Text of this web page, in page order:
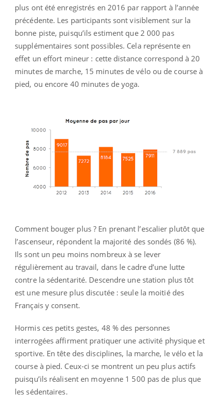
plus ont été enregistrés en 2016 par rapport à l’année
précédente. Les participants sont visiblement sur la
bonne piste, puisqu’ils estiment que 2 000 pas
supplémentaires sont possibles. Cela représente en
effet un effort mineur : cette distance correspond à 20
minutes de marche, 15 minutes de vélo ou de course à
pied, ou encore 40 minutes de yoga.
Comment bouger plus ? En prenant l’escalier plutôt que
l’ascenseur, répondent la majorité des sondés (86 %).
Ils sont un peu moins nombreux à se lever
régulièrement au travail, dans le cadre d’une lutte
contre la sédentarité. Descendre une station plus tôt
est une mesure plus discutée : seule la moitié des
Français y consent.
Hormis ces petits gestes, 48 % des personnes
interrogées affirment pratiquer une activité physique et
sportive. En tête des disciplines, la marche, le vélo et la
course à pied. Ceux-ci se montrent un peu plus actifs
puisqu’ils réalisent en moyenne 1 500 pas de plus que
les sédentaires.